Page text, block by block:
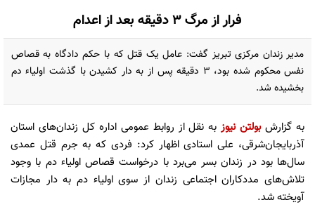
فرار از مرگ ۳ دقیقه بعد از اعدام
مدیر زندان مرکزی تبریز گفت: عامل یک قتل که با حکم دادگاه به قصاص
نفس محکوم شده بود، ۳ دقیقه پس از به دار کشیدن با گذشت اولیاء دم
بخشیده شد.
به گزارشبولتن نیوزبه نقل از روابط عمومی اداره کل زندان‌های استان
آذربایجان‌شرقی، علی استادی اظهار کرد: فردی که به جرم قتل عمدی
سال‌ها بود در زندان بسر می‌برد با درخواست قصاص اولیاء دم با وجود
تلاش‌های مددکاران اجتماعی زندان از سوی اولیاء دم به دار مجازات
آویخته شد.